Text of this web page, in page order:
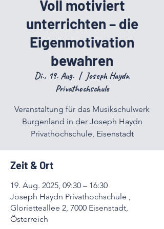
Voll motiviert
unterrichten – die
Eigenmotivation
bewahren
Di., 19. Aug.
  |
Joseph Haydn
Privathochschule
Veranstaltung für das Musikschulwerk
Burgenland in der Joseph Haydn
Privathochschule, Eisenstadt
Zeit & Ort
19. Aug. 2025, 09:30 – 16:30
Joseph Haydn Privathochschule ,
Glorietteallee 2, 7000 Eisenstadt,
Österreich